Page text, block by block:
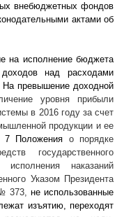
внебюджетных фондов
актами об
на исполнение бюджета
над расходами
превышение доходной
уровня прибыли
в 2016 году за счет
продукции и ее
7 Положения о порядке
государственного
наказаний
Указом Президента
№ 373,не использованные
изъятию, переходят